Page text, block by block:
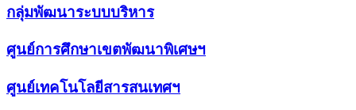
กลุ่มพัฒนาระบบบริหาร
ศูนย์การศึกษาเขตพัฒนาพิเศษฯ
ศูนย์เทคโนโลยีสารสนเทศฯ